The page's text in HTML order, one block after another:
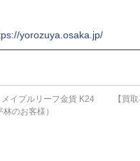
yorozuya.osaka.jp/
イプルリーフ金貨 K24
のお客様）
【買